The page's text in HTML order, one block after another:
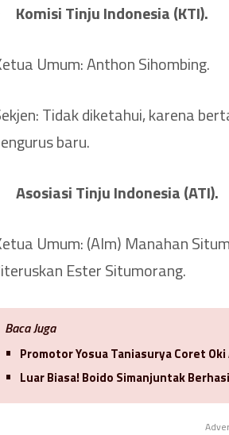
Komisi Tinju Indonesia (KTI).
Umum: Anthon Sihombing.
Tidak diketahui, karena
baru.
Asosiasi Tinju Indonesia (ATI).
Umum: (Alm) Manahan
Ester Situmorang.
Baca Juga
Promotor Yosua Taniasurya Coret
Luar Biasa! Boido Simanjuntak